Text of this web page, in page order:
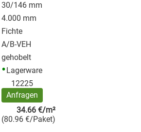
30/146 mm
4.000 mm
Fichte
A/B-VEH
gehobelt
Lagerware
12225
Anfragen
34.66 €/m²
(80.96 €/Paket)